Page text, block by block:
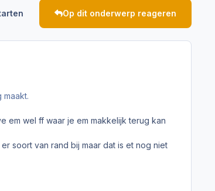
Op dit onderwerp reageren
em wel ff waar je em makkelijk terug kan
soort van rand bij maar dat is et nog niet